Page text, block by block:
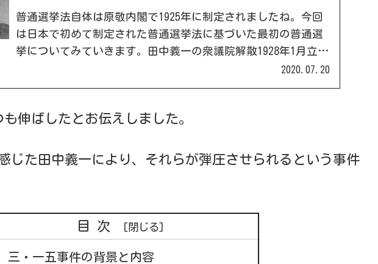
普通選挙法自体は原敬内閣で1925年に制定されましたね。今回
は日本で初めて制定された普通選挙法に基づいた最初の普通選
挙についてみていきます。田中義一の衆議院解散1928年1月立憲
民政党の内閣不信任案提出に先立ち、田中内閣は衆議院を解散
2020.07.20
伸ばしたとお伝えしました。
じた田中義一により、それらが弾圧させられるという事件
目次
三・一五事件の背景と内容